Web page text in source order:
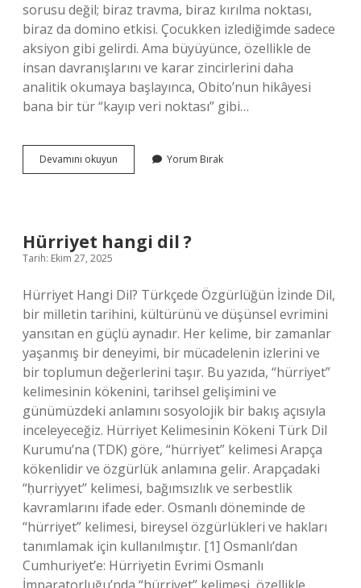
sorusu değil; biraz travma, biraz kırılma noktası,
biraz da domino etkisi. Çocukken izlediğimde sadece
aksiyon gibi gelirdi. Ama büyüyünce, özellikle de
insan davranışlarını ve karar zincirlerini daha
analitik okumaya başlayınca, Obito’nun hikâyesi
bana bir tür “kayıp veri noktası” gibi…
Devamını okuyun
kimi
Yorum Bırak
Hürriyet hangi dil ?
Tarih: Ekim 27, 2025
Hürriyet Hangi Dil? Türkçede Özgürlüğün İzinde Dil,
bir milletin tarihini, kültürünü ve düşünsel evrimini
yansıtan en güçlü aynadır. Her kelime, bir zamanlar
yaşanmış bir deneyimi, bir mücadelenin izlerini ve
bir toplumun değerlerini taşır. Bu yazıda, “hürriyet”
kelimesinin kökenini, tarihsel gelişimini ve
günümüzdeki anlamını sosyolojik bir bakış açısıyla
inceleyeceğiz. Hürriyet Kelimesinin Kökeni Türk Dil
Kurumu’na (TDK) göre, “hürriyet” kelimesi Arapça
kökenlidir ve özgürlük anlamına gelir. Arapçadaki
“ḥurriyyet” kelimesi, bağımsızlık ve serbestlik
kavramlarını ifade eder. Osmanlı döneminde de
“hürriyet” kelimesi, bireysel özgürlükleri ve hakları
tanımlamak için kullanılmıştır. [1] Osmanlı’dan
Cumhuriyet’e: Hürriyetin Evrimi Osmanlı